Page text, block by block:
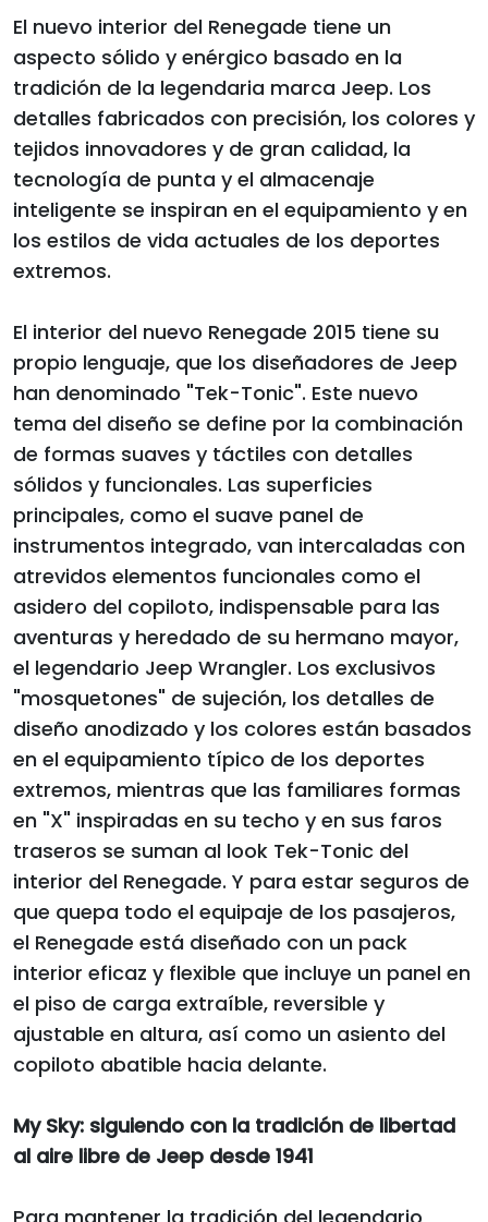
El nuevo interior del Renegade tiene un
aspecto sólido y enérgico basado en la
tradición de la legendaria marca Jeep. Los
detalles fabricados con precisión, los colores y
tejidos innovadores y de gran calidad, la
tecnología de punta y el almacenaje
inteligente se inspiran en el equipamiento y en
los estilos de vida actuales de los deportes
extremos.
El interior del nuevo Renegade 2015 tiene su
propio lenguaje, que los diseñadores de Jeep
han denominado "Tek-Tonic". Este nuevo
tema del diseño se define por la combinación
de formas suaves y táctiles con detalles
sólidos y funcionales. Las superficies
principales, como el suave panel de
instrumentos integrado, van intercaladas con
atrevidos elementos funcionales como el
asidero del copiloto, indispensable para las
aventuras y heredado de su hermano mayor,
el legendario Jeep Wrangler. Los exclusivos
"mosquetones" de sujeción, los detalles de
diseño anodizado y los colores están basados
en el equipamiento típico de los deportes
extremos, mientras que las familiares formas
en "X" inspiradas en su techo y en sus faros
traseros se suman al look Tek-Tonic del
interior del Renegade. Y para estar seguros de
que quepa todo el equipaje de los pasajeros,
el Renegade está diseñado con un pack
interior eficaz y flexible que incluye un panel en
el piso de carga extraíble, reversible y
ajustable en altura, así como un asiento del
copiloto abatible hacia delante.
My Sky: siguiendo con la tradición de libertad
al aire libre de Jeep desde 1941